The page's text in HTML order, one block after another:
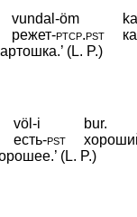
vundal-öm
режет‑ptcp.pst
(L. P.)
völ-i
bur.
есть‑pst
(L. P.)